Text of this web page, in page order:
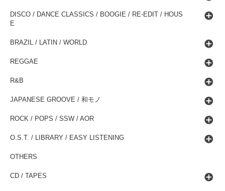
DISCO / DANCE CLASSICS / BOOGIE / RE-EDIT / HOUS
E
BRAZIL / LATIN / WORLD
REGGAE
R&B
JAPANESE GROOVE / 和モノ
ROCK / POPS / SSW / AOR
O.S.T. / LIBRARY / EASY LISTENING
OTHERS
CD / TAPES